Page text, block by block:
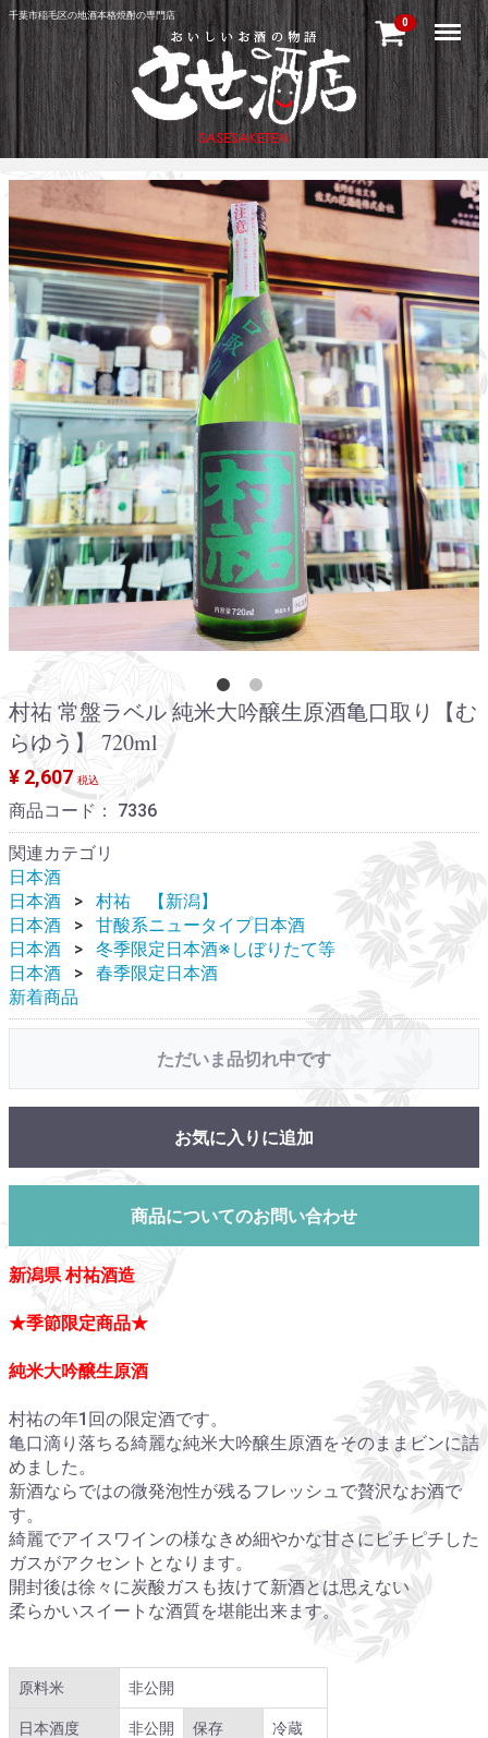
千葉市稲毛区の地酒本格焼酎の専門店
0 Menu
村祐 常盤ラベル 純米大吟醸生原酒亀口取り【む
らゆう】 720ml
¥ 2,607 税込
商品コード： 7336
関連カテゴリ
日本酒
日本酒
村祐 【新潟】
日本酒
甘酸系ニュータイプ日本酒
日本酒
冬季限定日本酒※しぼりたて等
日本酒
春季限定日本酒
新着商品
ただいま品切れ中です
お気に入りに追加
商品についてのお問い合わせ
新潟県 村祐酒造
★季節限定商品★
純米大吟醸生原酒
村祐の年1回の限定酒です。
亀口滴り落ちる綺麗な純米大吟醸生原酒をそのままビンに詰
めました。
新酒ならではの微発泡性が残るフレッシュで贅沢なお酒で
す。
綺麗でアイスワインの様なきめ細やかな甘さにピチピチした
ガスがアクセントとなります。
開封後は徐々に炭酸ガスも抜けて新酒とは思えない
柔らかいスイートな酒質を堪能出来ます。
原料米 非公開
日本酒度 非公開 保存 冷蔵